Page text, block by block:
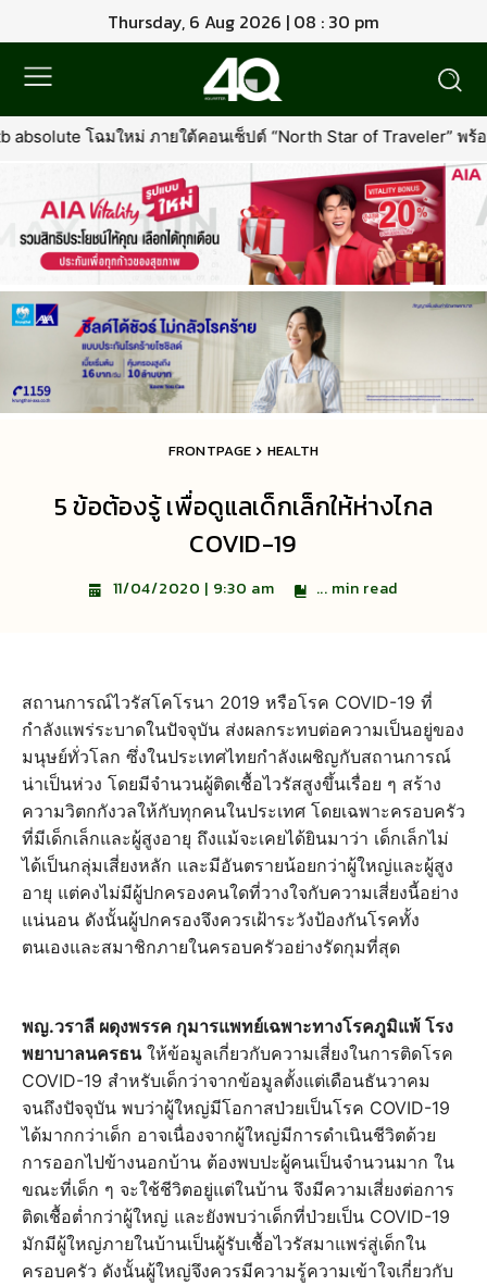
Thursday, 6 Aug 2026 | 08 : 30 pm
คอนเซ็ปต์ “North Star of Traveler” พร้อมเพิ่มเอกสิทธิ์ใหม่ที่คุ้มค่า
FRONTPAGE HEALTH
5 ข้อต้องรู้ เพื่อดูแลเด็กเล็กให้ห่างไกล
COVID-19
11/04/2020 | 9:30 am ... min read
สถานการณ์ไวรัสโคโรนา 2019 หรือโรค COVID-19 ที่
กำลังแพร่ระบาดในปัจจุบัน ส่งผลกระทบต่อความเป็นอยู่ของ
มนุษย์ทั่วโลก ซึ่งในประเทศไทยกำลังเผชิญกับสถานการณ์
น่าเป็นห่วง โดยมีจำนวนผู้ติดเชื้อไวรัสสูงขึ้นเรื่อย ๆ สร้าง
ความวิตกกังวลให้กับทุกคนในประเทศ โดยเฉพาะครอบครัว
ที่มีเด็กเล็กและผู้สูงอายุ ถึงแม้จะเคยได้ยินมาว่า เด็กเล็กไม่
ได้เป็นกลุ่มเสี่ยงหลัก และมีอันตรายน้อยกว่าผู้ใหญ่และผู้สูง
อายุ แต่คงไม่มีผู้ปกครองคนใดที่วางใจกับความเสี่ยงนี้อย่าง
แน่นอน ดังนั้นผู้ปกครองจึงควรเฝ้าระวังป้องกันโรคทั้ง
ตนเองและสมาชิกภายในครอบครัวอย่างรัดกุมที่สุด
พญ.วราลี ผดุงพรรค กุมารแพทย์เฉพาะทางโรคภูมิแพ้ โรง
พยาบาลนครธนให้ข้อมูลเกี่ยวกับความเสี่ยงในการติดโรค
COVID-19 สำหรับเด็กว่าจากข้อมูลตั้งแต่เดือนธันวาคม
จนถึงปัจจุบัน พบว่าผู้ใหญ่มีโอกาสป่วยเป็นโรค COVID-19
ได้มากกว่าเด็ก อาจเนื่องจากผู้ใหญ่มีการดำเนินชีวิตด้วย
การออกไปข้างนอกบ้าน ต้องพบปะผู้คนเป็นจำนวนมาก ใน
ขณะที่เด็ก ๆ จะใช้ชีวิตอยู่แต่ในบ้าน จึงมีความเสี่ยงต่อการ
ติดเชื้อต่ำกว่าผู้ใหญ่ และยังพบว่าเด็กที่ป่วยเป็น COVID-19
มักมีผู้ใหญ่ภายในบ้านเป็นผู้รับเชื้อไวรัสมาแพร่สู่เด็กใน
ครอบครัว ดังนั้นผู้ใหญ่จึงควรมีความรู้ความเข้าใจเกี่ยวกับ